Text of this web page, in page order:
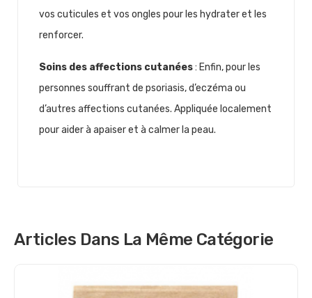
vos cuticules et vos ongles pour les hydrater et les
renforcer.
Soins des affections cutanées: Enfin, pour les
personnes souffrant de psoriasis, d’eczéma ou
d’autres affections cutanées. Appliquée localement
pour aider à apaiser et à calmer la peau.
Articles Dans La Même Catégorie